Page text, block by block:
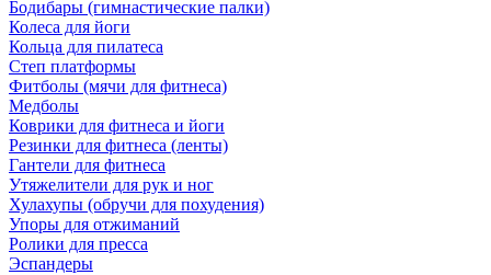
Бодибары (гимнастические палки)
Колеса для йоги
Кольца для пилатеса
Степ платформы
Фитболы (мячи для фитнеса)
Медболы
Коврики для фитнеса и йоги
Резинки для фитнеса (ленты)
Гантели для фитнеса
Утяжелители для рук и ног
Хулахупы (обручи для похудения)
Упоры для отжиманий
Ролики для пресса
Эспандеры